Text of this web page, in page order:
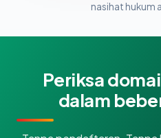
nasihat hukum
Periksa
dalam